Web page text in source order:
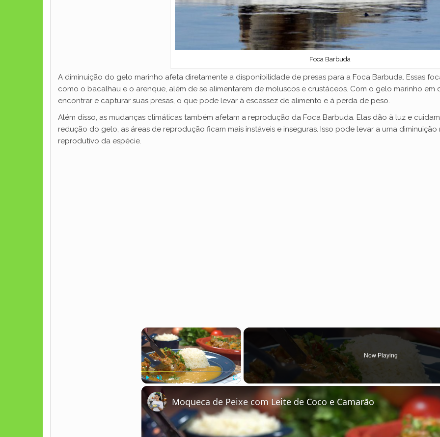
Foca Barbuda
A diminuição do gelo marinho afeta diretamente a disponibilidade de presas para a Foca Barbuda. Essas
como o bacalhau e o arenque, além de se alimentarem de moluscos e crustáceos. Com o gelo marinho
encontrar e capturar suas presas, o que pode levar à escassez de alimento e à perda de peso.
Além disso, as mudanças climáticas também afetam a reprodução da Foca Barbuda. Elas dão à luz e
redução do gelo, as áreas de reprodução ficam mais instáveis e inseguras. Isso pode levar a uma
reprodutivo da espécie.
×
Now Playing
Moqueca de Peixe com Leite de Coco e Camarão